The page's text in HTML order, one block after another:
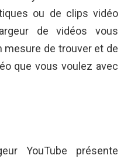
ou de clips vidéo
de vidéos vous
mesure de trouver et de
que vous voulez avec
YouTube présente